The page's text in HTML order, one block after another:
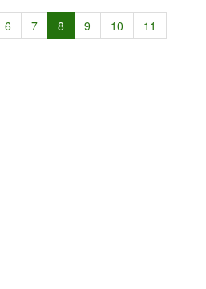
6 7 8 9 10
11